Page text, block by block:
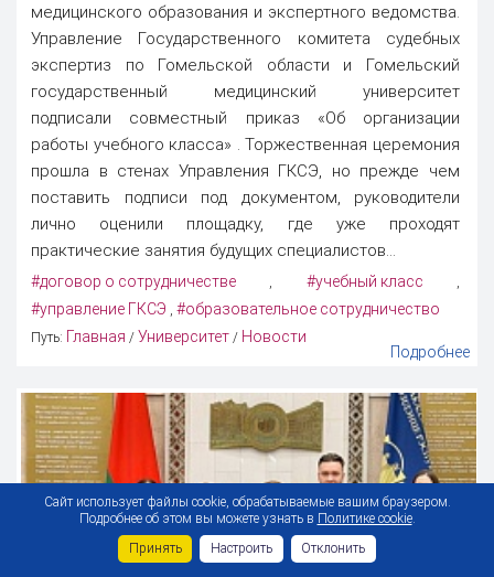
медицинского образования и экспертного ведомства.
Управление Государственного комитета судебных
экспертиз по Гомельской области и Гомельский
государственный медицинский университет
подписали совместный приказ «Об организации
работы учебного класса» . Торжественная церемония
прошла в стенах Управления ГКСЭ, но прежде чем
поставить подписи под документом, руководители
лично оценили площадку, где уже проходят
практические занятия будущих специалистов...
#договор о сотрудничестве #учебный класс
#управление ГКСЭ #образовательное сотрудничество
Путь: Главная / Университет / Новости
Подробнее
Сайт использует файлы cookie, обрабатываемые вашим браузером.
Подробнее об этом вы можете узнать в Политике cookie.
Принять
Настроить Отклонить